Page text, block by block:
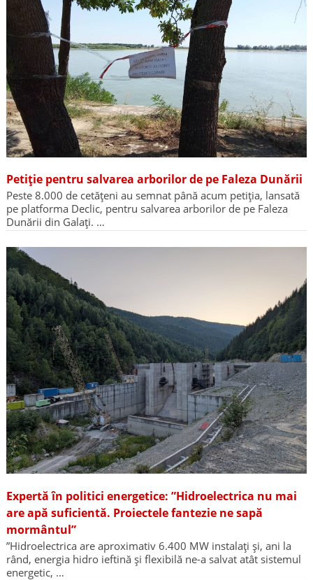
Petiție pentru salvarea arborilor de pe Faleza Dunării
Peste 8.000 de cetățeni au semnat până acum petiția, lansată
pe platforma Declic, pentru salvarea arborilor de pe Faleza
Dunării din Galați. …
Expertă în politici energetice: ”Hidroelectrica nu mai
are apă suficientă. Proiectele fantezie ne sapă
mormântul”
”Hidroelectrica are aproximativ 6.400 MW instalați și, ani la
rând, energia hidro ieftină și flexibilă ne-a salvat atât sistemul
energetic, …